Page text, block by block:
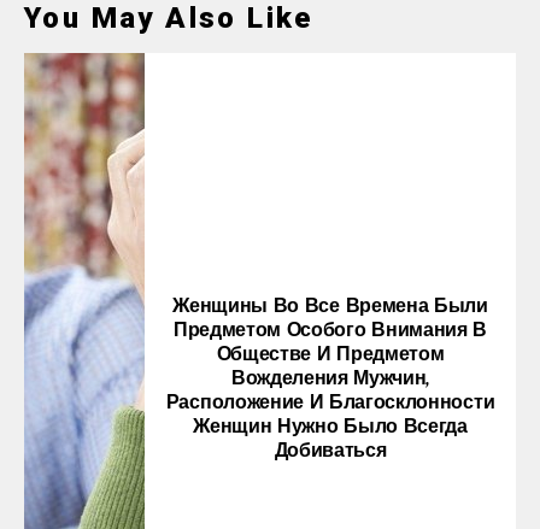
You May Also Like
Женщины Во Все Времена Были
Предметом Особого Внимания В
Обществе И Предметом
Вожделения Мужчин,
Расположение И Благосклонности
Женщин Нужно Было Всегда
Добиваться